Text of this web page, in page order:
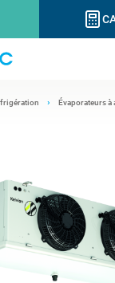
Évaporateurs à